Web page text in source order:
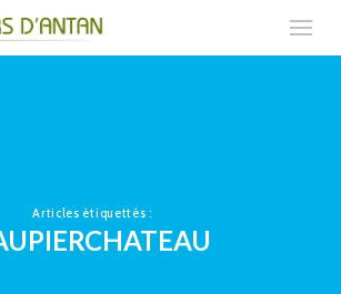
Articles étiquettés :